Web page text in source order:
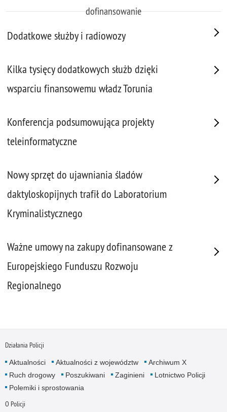
dofinansowanie
Dodatkowe służby i radiowozy
Kilka tysięcy dodatkowych służb dzięki
wsparciu finansowemu władz Torunia
Konferencja podsumowująca projekty
teleinformatyczne
Nowy sprzęt do ujawniania śladów
daktyloskopijnych trafił do Laboratorium
Kryminalistycznego
Ważne umowy na zakupy dofinansowane z
Europejskiego Funduszu Rozwoju
Regionalnego
Działania Policji
Aktualności Aktualności z województw
Archiwum X
Ruch drogowy
Poszukiwani Zaginieni
Lotnictwo Policji
Polemiki i sprostowania
O Policji